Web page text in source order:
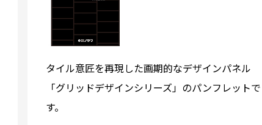
タイル意匠を再現した画期的なデザインパネル
「グリッドデザインシリーズ」のパンフレットで
す。